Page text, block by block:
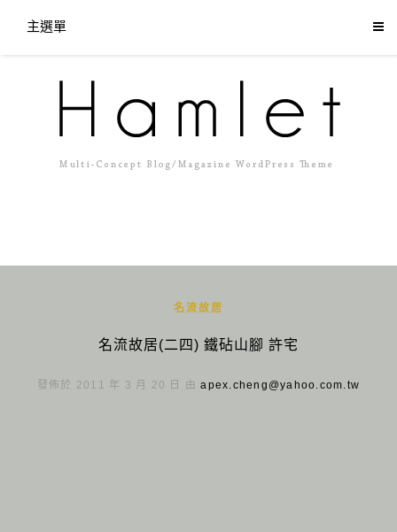
主選單
名流故居
名流故居(二四) 鐵砧山腳 許宅
發佈於 2011 年 3 月 20 日 由apex.cheng@yahoo.com.tw